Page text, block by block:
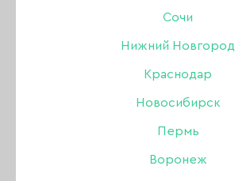
Сочи
Нижний Новгород
Краснодар
Новосибирск
Пермь
Воронеж